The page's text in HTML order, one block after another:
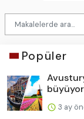
Popüler
büyüyor
3 ay